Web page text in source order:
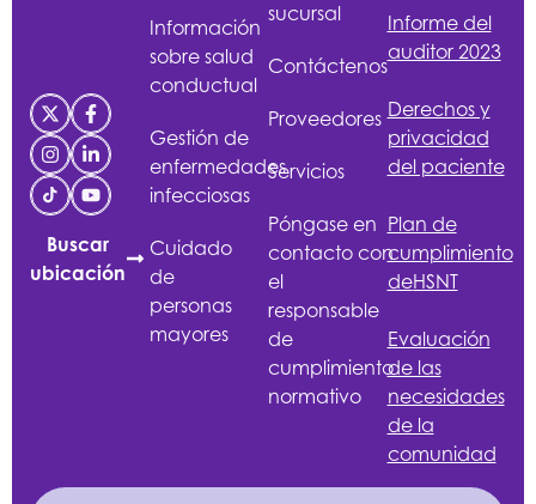
Buscar
ubicación
Información
sobre salud
conductual
Gestión de
enfermedades
infecciosas
Cuidado
de
personas
mayores
sucursal
Contáctenos
Proveedores
Servicios
Póngase en
contacto con
el
responsable
de
cumplimiento
normativo
Informe del
auditor 2023
Derechos y
privacidad
del paciente
Plan de
cumplimiento
deHSNT
Evaluación
de las
necesidades
de la
comunidad